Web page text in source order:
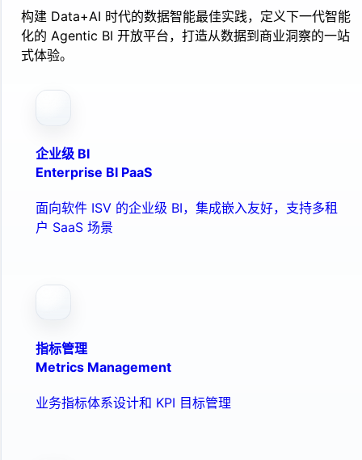
构建 Data+AI 时代的数据智能最佳实践，定义下一代智能
化的 Agentic BI 开放平台，打造从数据到商业洞察的一站
式体验。
企业级 BI
Enterprise BI PaaS
面向软件 ISV 的企业级 BI，集成嵌入友好，支持多租
户 SaaS 场景
指标管理
Metrics Management
业务指标体系设计和 KPI 目标管理